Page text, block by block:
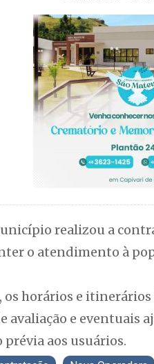
realizou a
o atendimento à
horários e
avaliação e eventuais
aos usuários.